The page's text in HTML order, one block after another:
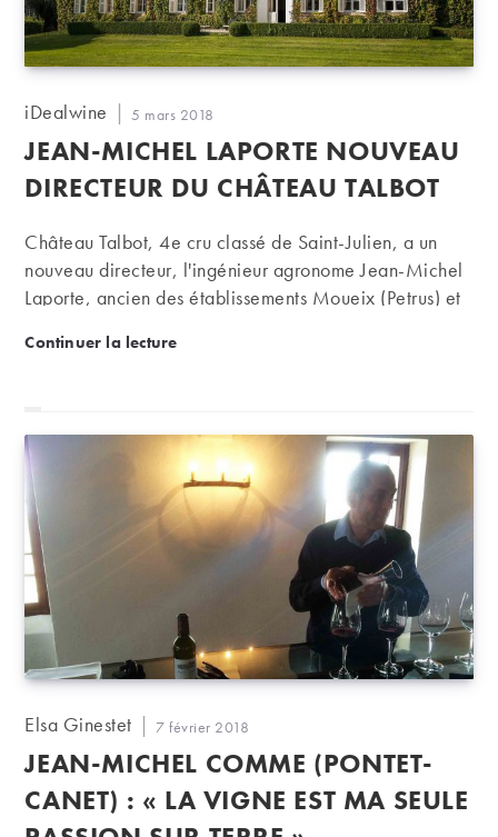
Auteur/autrice
la
publication :
iDealwine
Publication
publiée :
5 mars 2018
JEAN-MICHEL LAPORTE NOUVEAU
DIRECTEUR DU CHÂTEAU TALBOT
Château Talbot, 4e cru classé de Saint-Julien, a un
nouveau directeur, l'ingénieur agronome Jean-Michel
Laporte, ancien des établissements Moueix (Petrus) et
Marty.
Continuer la lectureJean-Michel Laporte nouveau directeur du
Auteur/autrice
la
publication :
Elsa Ginestet
Publication
publiée :
7 février 2018
JEAN-MICHEL COMME (PONTET-
CANET) : « LA VIGNE EST MA SEULE